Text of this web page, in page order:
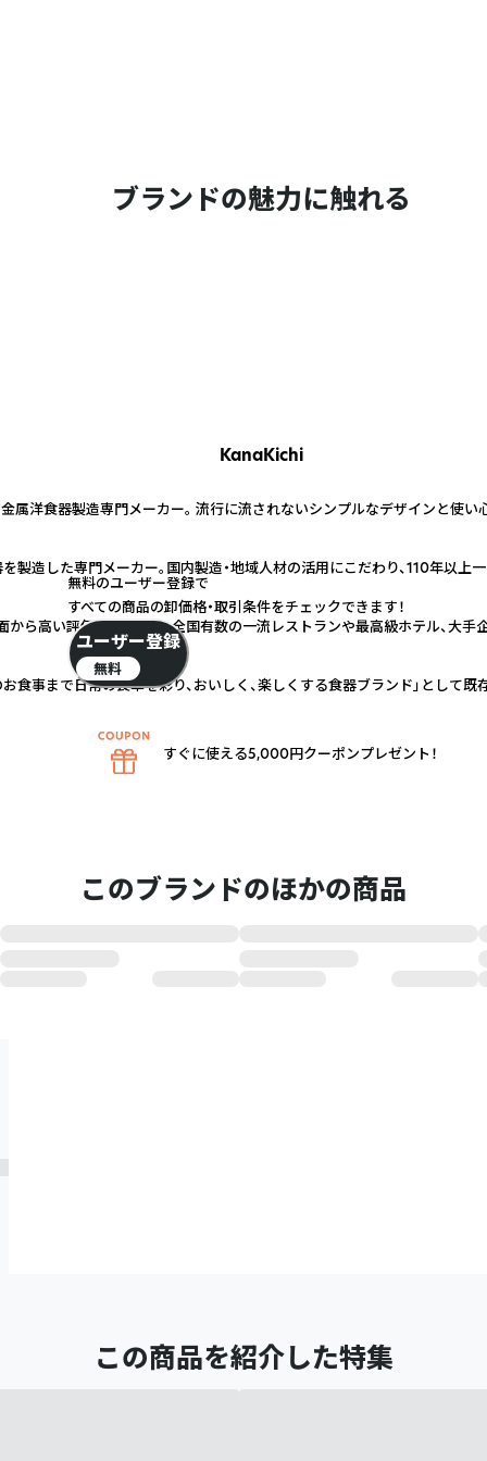
ブランドの魅力に触れる
KanaKichi
金属洋食器製造専門メーカー。 流行に流されないシンプルなデザインと使
製造した専門メーカー。国内製造・地域人材の活用にこだわり、110年以上
ら高い評価を得ており、全国有数の一流レストランや最高級ホテル、大手
食事まで日常の食卓を彩り、おいしく、楽しくする食器ブランド」として
このブランドのほかの商品
この商品を紹介した特集
無料のユーザー登録で
すべての商品の卸価格・取引条件をチェックできます！
ユーザー登録
無料
すぐに使える5,000円クーポンプレゼント！